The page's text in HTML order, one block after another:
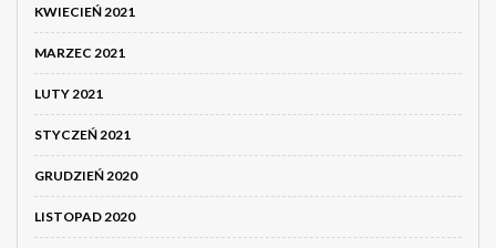
KWIECIEŃ 2021
MARZEC 2021
LUTY 2021
STYCZEŃ 2021
GRUDZIEŃ 2020
LISTOPAD 2020